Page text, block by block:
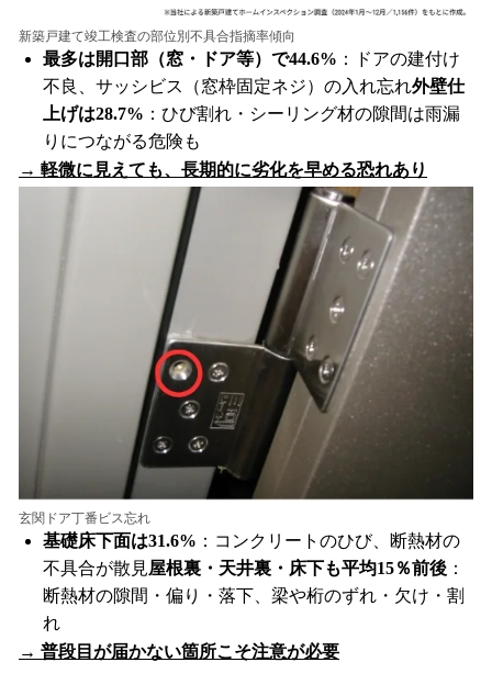
新築戸建て竣工検査の部位別不具合指摘率傾向
最多は開口部（窓・ドア等）で44.6% ：ドアの建付け
不良、サッシビス（窓枠固定ネジ）の入れ忘れ外壁仕
上げは28.7% ：ひび割れ・シーリング材の隙間は雨漏
りにつながる危険も
→ 軽微に見えても、長期的に劣化を早める恐れあり
玄関ドア丁番ビス忘れ
基礎床下面は31.6% ：コンクリートのひび、断熱材の
不具合が散見屋根裏・天井裏・床下も平均15％前後 ：
断熱材の隙間・偏り・落下、梁や桁のずれ・欠け・割
れ
→ 普段目が届かない箇所こそ注意が必要